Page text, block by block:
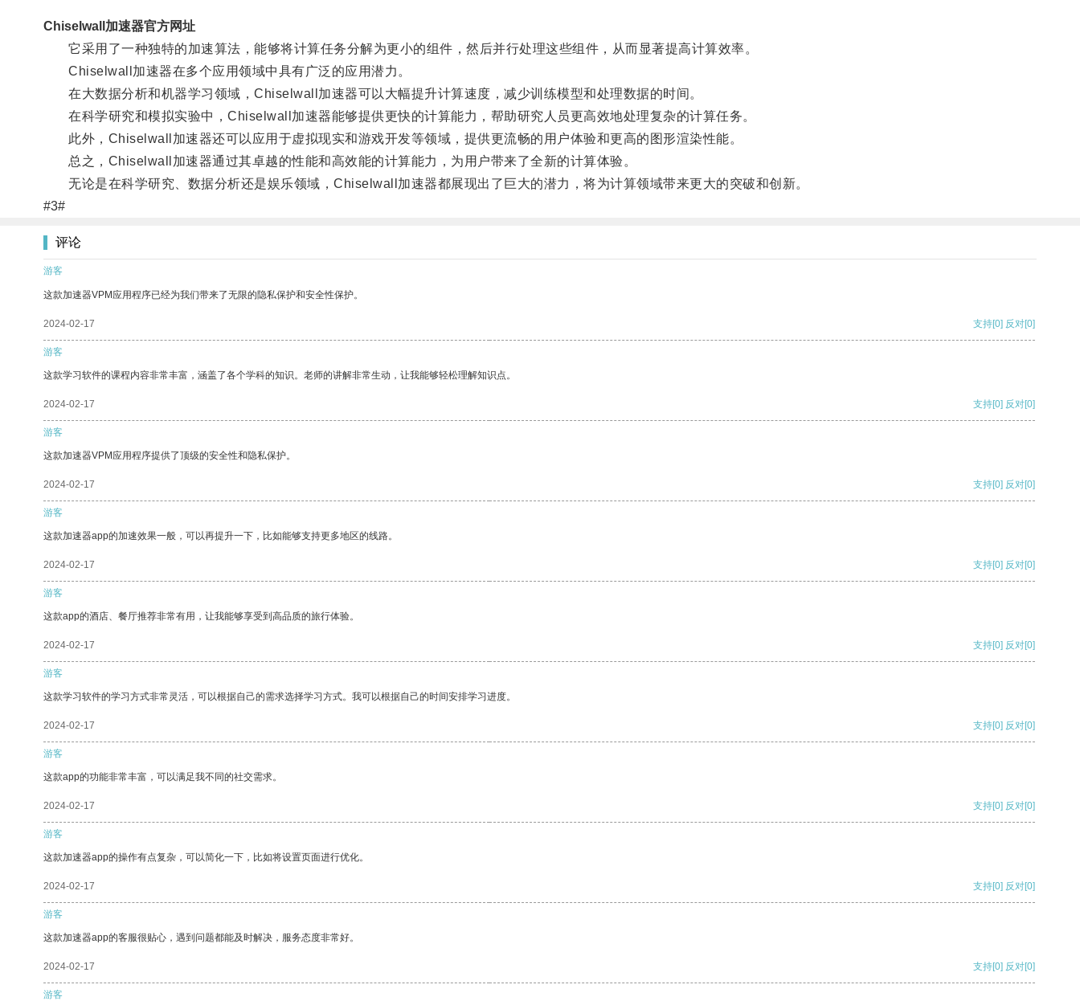
Chiselwall加速器官方网址
它采用了一种独特的加速算法，能够将计算任务分解为更小的组件，然后并行处理这些组件，从而显著提高计算效率。
Chiselwall加速器在多个应用领域中具有广泛的应用潜力。
在大数据分析和机器学习领域，Chiselwall加速器可以大幅提升计算速度，减少训练模型和处理数据的时间。
在科学研究和模拟实验中，Chiselwall加速器能够提供更快的计算能力，帮助研究人员更高效地处理复杂的计算任务。
此外，Chiselwall加速器还可以应用于虚拟现实和游戏开发等领域，提供更流畅的用户体验和更高的图形渲染性能。
总之，Chiselwall加速器通过其卓越的性能和高效能的计算能力，为用户带来了全新的计算体验。
无论是在科学研究、数据分析还是娱乐领域，Chiselwall加速器都展现出了巨大的潜力，将为计算领域带来更大的突破和创新。
#3#
评论
游客
这款加速器VPM应用程序已经为我们带来了无限的隐私保护和安全性保护。
2024-02-17 支持[0] 反对[0]
游客
这款学习软件的课程内容非常丰富，涵盖了各个学科的知识。老师的讲解非常生动，让我能够轻松理解知识点。
2024-02-17 支持[0] 反对[0]
游客
这款加速器VPM应用程序提供了顶级的安全性和隐私保护。
2024-02-17 支持[0] 反对[0]
游客
这款加速器app的加速效果一般，可以再提升一下，比如能够支持更多地区的线路。
2024-02-17 支持[0] 反对[0]
游客
这款app的酒店、餐厅推荐非常有用，让我能够享受到高品质的旅行体验。
2024-02-17 支持[0] 反对[0]
游客
这款学习软件的学习方式非常灵活，可以根据自己的需求选择学习方式。我可以根据自己的时间安排学习进度。
2024-02-17 支持[0] 反对[0]
游客
这款app的功能非常丰富，可以满足我不同的社交需求。
2024-02-17 支持[0] 反对[0]
游客
这款加速器app的操作有点复杂，可以简化一下，比如将设置页面进行优化。
2024-02-17 支持[0] 反对[0]
游客
这款加速器app的客服很贴心，遇到问题都能及时解决，服务态度非常好。
2024-02-17 支持[0] 反对[0]
游客